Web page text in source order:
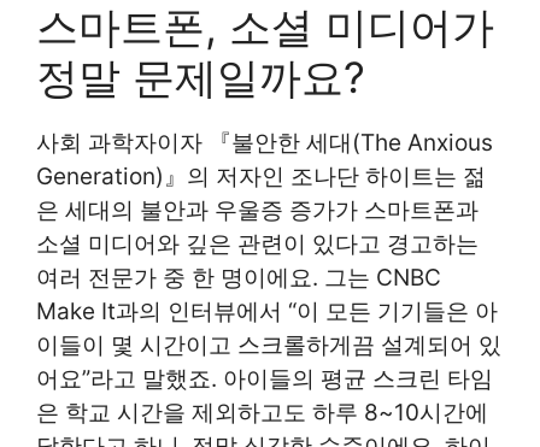
스마트폰, 소셜 미디어가
정말 문제일까요?
사회 과학자이자 『불안한 세대(The Anxious
Generation)』의 저자인 조나단 하이트는 젊
은 세대의 불안과 우울증 증가가 스마트폰과
소셜 미디어와 깊은 관련이 있다고 경고하는
여러 전문가 중 한 명이에요. 그는 CNBC
Make It과의 인터뷰에서 “이 모든 기기들은 아
이들이 몇 시간이고 스크롤하게끔 설계되어 있
어요”라고 말했죠. 아이들의 평균 스크린 타임
은 학교 시간을 제외하고도 하루 8~10시간에